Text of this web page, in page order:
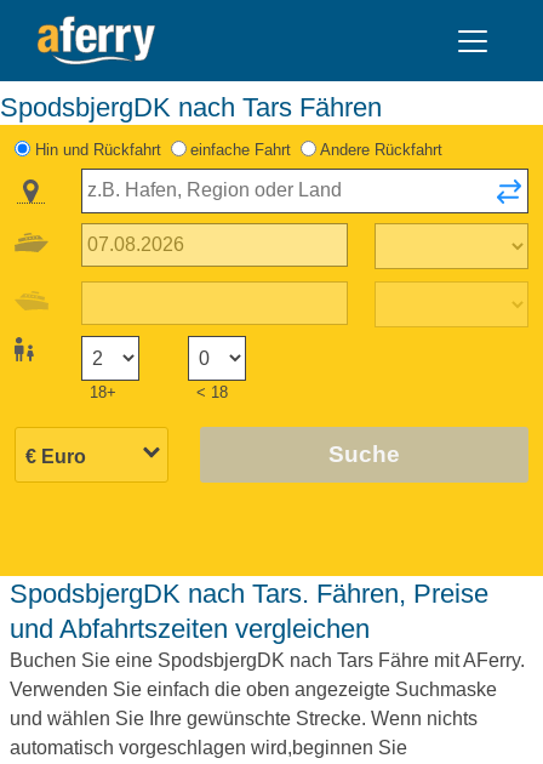
SpodsbjergDK nach Tars Fähren
Hin und Rückfahrt einfache Fahrt Andere Rückfahrt
18+ < 18
Suche
SpodsbjergDK nach Tars. Fähren, Preise
und Abfahrtszeiten vergleichen
Buchen Sie eine SpodsbjergDK nach Tars Fähre mit AFerry.
Verwenden Sie einfach die oben angezeigte Suchmaske
und wählen Sie Ihre gewünschte Strecke. Wenn nichts
automatisch vorgeschlagen wird,beginnen Sie